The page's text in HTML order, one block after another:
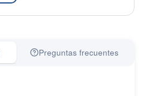
Preguntas frecuentes